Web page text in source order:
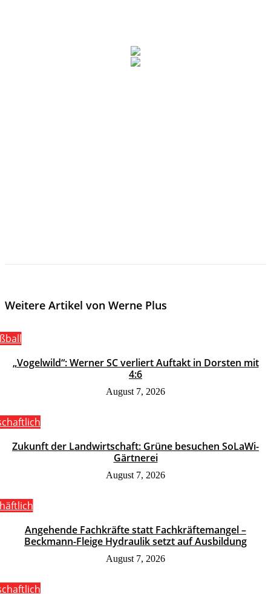
Weitere Artikel von Werne Plus
„Vogelwild“: Werner SC verliert Auftakt in Dorsten mit
4:6
August 7, 2026
Zukunft der Landwirtschaft: Grüne besuchen SoLaWi-
Gärtnerei
August 7, 2026
Angehende Fachkräfte statt Fachkräftemangel –
Beckmann-Fleige Hydraulik setzt auf Ausbildung
August 7, 2026